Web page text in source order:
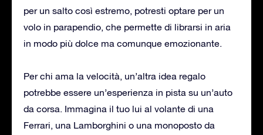
per un salto così estremo, potresti optare per un
volo in parapendio, che permette di librarsi in aria
in modo più dolce ma comunque emozionante.
Per chi ama la velocità, un’altra idea regalo
potrebbe essere un’esperienza in pista su un’auto
da corsa. Immagina il tuo lui al volante di una
Ferrari, una Lamborghini o una monoposto da